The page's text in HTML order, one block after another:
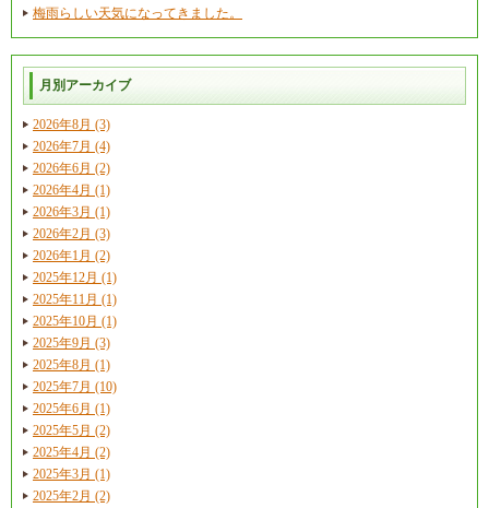
梅雨らしい天気になってきました。
月別アーカイブ
2026年8月 (3)
2026年7月 (4)
2026年6月 (2)
2026年4月 (1)
2026年3月 (1)
2026年2月 (3)
2026年1月 (2)
2025年12月 (1)
2025年11月 (1)
2025年10月 (1)
2025年9月 (3)
2025年8月 (1)
2025年7月 (10)
2025年6月 (1)
2025年5月 (2)
2025年4月 (2)
2025年3月 (1)
2025年2月 (2)